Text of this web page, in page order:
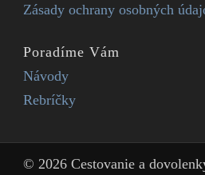
Zásady ochrany osobných
Poradíme Vám
Návody
Rebríčky
© 2026 Cestovanie a